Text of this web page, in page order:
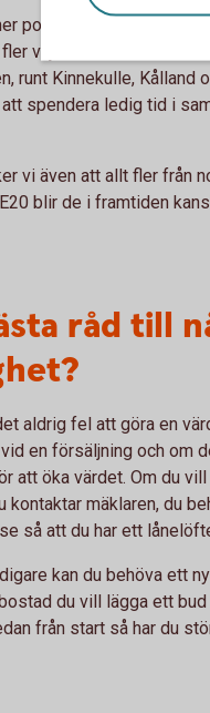
populärt att flytta ut på
vilja ta del utav. Vi kan
runt Kinnekulle, Kålland
spendera ledig tid i
vi även att allt fler från
blir de i framtiden
råd till
aldrig fel att göra en
en försäljning och om
att öka värdet. Om du
kontaktar mäklaren, du
så att du har ett
kan du behöva ett
du vill lägga ett
från start så har du